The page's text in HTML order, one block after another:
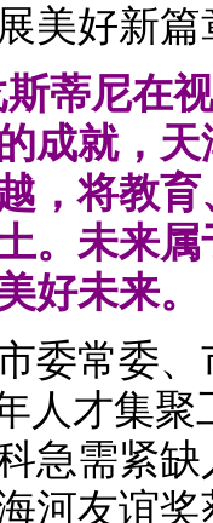
美好新
斯蒂尼在
成就，
，将教
。未来
好未来。
常委、
人才集
急需紧
河友谊